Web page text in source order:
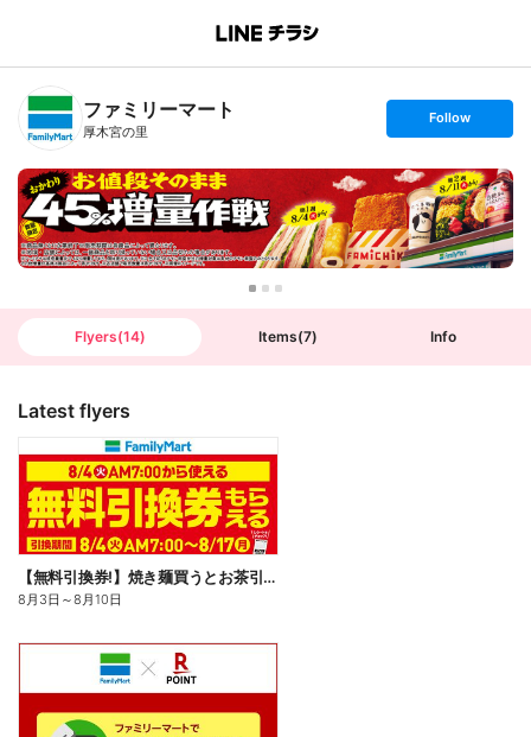
B
n
T
ファミリーマート
厚木宮の里
s
t
o
l
l
o
w
Follow
Flyers(14) Items(7) Info
Latest flyers
【無料引換券!】焼き麺買うとお茶引換券貰える!
8月3日 ～8月10日